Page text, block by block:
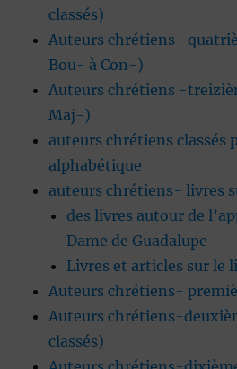
classés)
Auteurs chrétiens -
Bou- à Con-)
Auteurs chrétiens -
Maj-)
auteurs chrétiens classés
alphabétique
auteurs chrétiens- livres
des livres autour de
Dame de Guadalupe
Livres et articles sur le
Auteurs chrétiens-
Auteurs chrétiens-
classés)